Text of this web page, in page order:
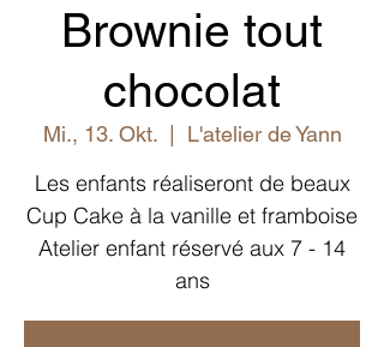
Brownie tout
chocolat
Mi., 13. Okt.
  |
L'atelier de Yann
Les enfants réaliseront de beaux
Cup Cake à la vanille et framboise
Atelier enfant réservé aux 7 - 14
ans